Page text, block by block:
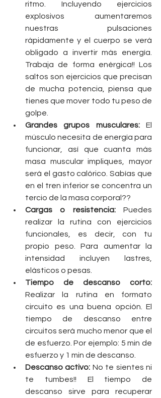
ritmo. Incluyendo ejercicios
explosivos aumentaremos
nuestras pulsaciones
rápidamente y el cuerpo se verá
obligado a invertir más energía.
Trabaja de forma enérgica!! Los
saltos son ejercicios que precisan
de mucha potencia, piensa que
tienes que mover todo tu peso de
golpe.
Grandes grupos musculares: El
músculo necesita de energía para
funcionar, así que cuanta más
masa muscular impliques, mayor
será el gasto calórico. Sabías que
en el tren inferior se concentra un
tercio de la masa corporal??
Cargas o resistencia: Puedes
realizar la rutina con ejercicios
funcionales, es decir, con tu
propio peso. Para aumentar la
intensidad incluyen lastres,
elásticos o pesas.
Realizar la rutina en formato
circuito es una buena opción. El
tiempo de descanso entre
circuitos será mucho menor que el
de esfuerzo. Por ejemplo: 5 min de
esfuerzo y 1 min de descanso.
Descanso activo: No te sientes ni
te tumbes!! El tiempo de
descanso sirve para recuperar